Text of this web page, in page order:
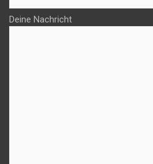
Deine Nachricht